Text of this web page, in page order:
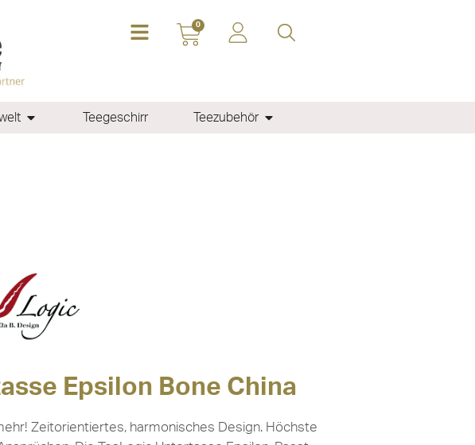
0
Teegeschirr Teezubehör
Epsilon Bone China
Zeitorientiertes, harmonisches Design. Höchste